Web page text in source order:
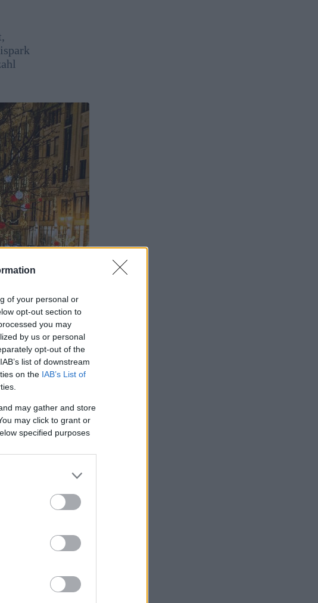
of your personal or
opt-out section to
you may
by us or personal
opt-out of the
list of downstream
on the IAB’s List of
may gather and store
may click to grant or
specified purposes
und
der